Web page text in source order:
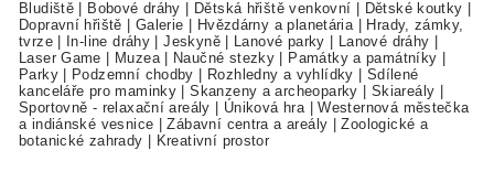
Bludiště
Bobové dráhy Dětská hřiště venkovní Dětské koutky
Dopravní hřiště
Galerie Hvězdárny a planetária
Hrady, zámky,
tvrze| In-line dráhy |Jeskyně| Lanové parky Lanové dráhy
Laser Game
Muzea| Naučné stezky Památky a památníky
Parky| Podzemní chodby Rozhledny a vyhlídky
Sdílené
kanceláře pro maminky |Skanzeny a archeoparky Skiareály
Sportovně - relaxační areály
Úniková hra |Westernová městečka
a indiánské vesnice |Zábavní centra a areály |Zoologické a
botanické zahrady
Kreativní prostor